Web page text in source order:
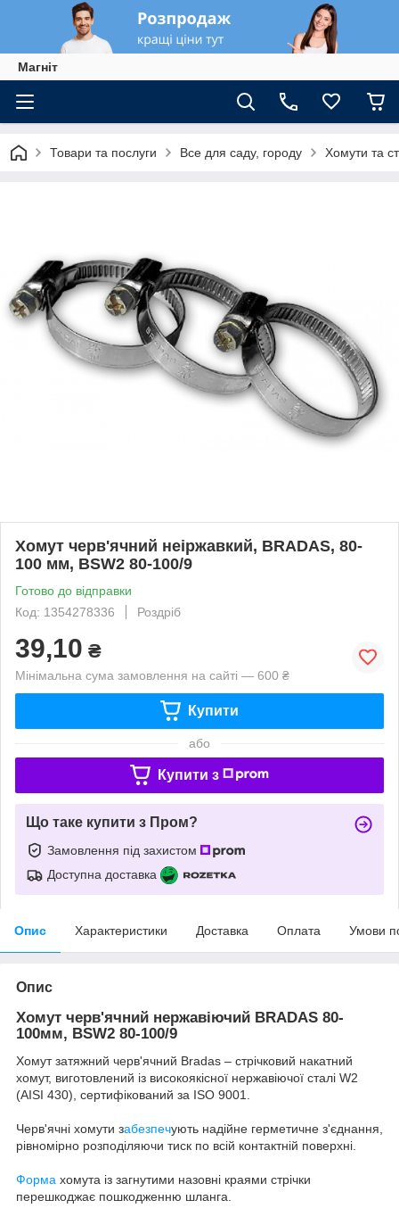
Магніт
Товари та послуги Все для саду, городу Хомути та
Хомут черв'ячний неіржавкий, BRADAS, 80-
100 мм, BSW2 80-100/9
Готово до відправки
Код: 1354278336
Роздріб
39,10 ₴
Мінімальна сума замовлення на сайті — 600 ₴
Купити
або
Купити з
Що таке купити з Пром?
Замовлення під захистом
Доступна доставка
Опис Характеристики Доставка Оплата Умови
Опис
Хомут черв'ячний нержавіючий BRADAS 80-
100мм, BSW2 80-100/9
Хомут затяжний черв'ячний Bradas – стрічковий накатний
хомут, виготовлений із високоякісної нержавіючої сталі W2
(AISI 430), сертифікований за ISO 9001.
Черв'ячні хомути забезпечують надійне герметичне з'єднання,
рівномірно розподіляючи тиск по всій контактній поверхні.
Форма хомута із загнутими назовні краями стрічки
перешкоджає пошкодженню шланга.